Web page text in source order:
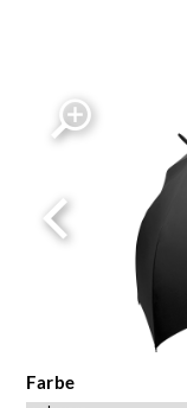
Farbe